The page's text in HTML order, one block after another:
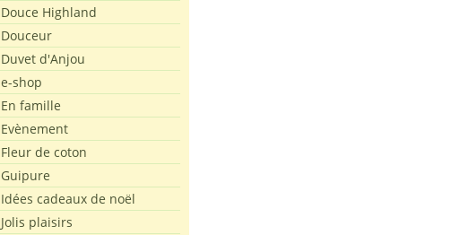
Douce Highland
Douceur
Duvet d'Anjou
e-shop
En famille
Evènement
Fleur de coton
Guipure
Idées cadeaux de noël
Jolis plaisirs